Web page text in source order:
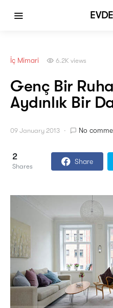
İç Mimari 6.2K views
Genç Bir
Aydınlık Bir
09 January 2013 No
2
Shares
Share